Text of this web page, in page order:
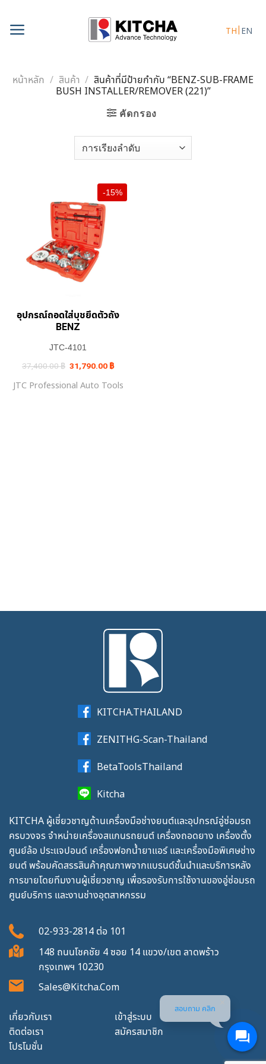
content
TH EN
หน้าหลัก / สินค้า / สินค้าที่มีป้ายกำกับ “BENZ-SUB-FRAME
BUSH INSTALLER/REMOVER (221)”
คัดกรอง
-15%
อุปกรณ์ถอดใส่บุชยึดตัวถัง
BENZ
JTC-4101
37,400.00฿ Original
price
37,400.00 ฿.
31,790.00 ฿Current
price
31,790.00 ฿.
JTC Professional Auto Tools
KITCHA.THAILAND
ZENITHG-Scan-Thailand
BetaToolsThailand
Kitcha
KITCHA ผู้เชี่ยวชาญด้านเครื่องมือช่างยนต์และอุปกรณ์อู่ซ่อมรถ
ครบวงจร จำหน่ายเครื่องสแกนรถยนต์ เครื่องถอดยาง เครื่องตั้ง
ศูนย์ล้อ ประแจปอนด์ เครื่องฟอกน้ำยาแอร์ และเครื่องมือพิเศษช่าง
ยนต์ พร้อมคัดสรรสินค้าคุณภาพจากแบรนด์ชั้นนำและบริการหลัง
การขายโดยทีมงานผู้เชี่ยวชาญ เพื่อรองรับการใช้งานของอู่ซ่อมรถ
ศูนย์บริการ และงานช่างอุตสาหกรรม
02-933-2814 ต่อ 101
148 ถนนโชคชัย 4 ซอย 14 แขวง/เขต ลาดพร้าว
กรุงเทพฯ 10230
Sales@kitcha.com
เกี่ยวกับเรา
ติดต่อเรา
โปรโมชั่น
เข้าสู่ระบบ
สมัครสมาชิก
สอบถาม คลิก